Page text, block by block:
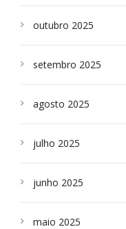
outubro 2025
setembro 2025
agosto 2025
julho 2025
junho 2025
maio 2025